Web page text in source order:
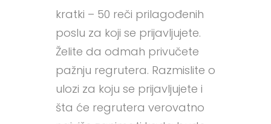
kratki – 50 reči prilagođenih
poslu za koji se prijavljujete.
Želite da odmah privučete
pažnju regrutera. Razmislite o
ulozi za koju se prijavljujete i
šta će regrutera verovatno